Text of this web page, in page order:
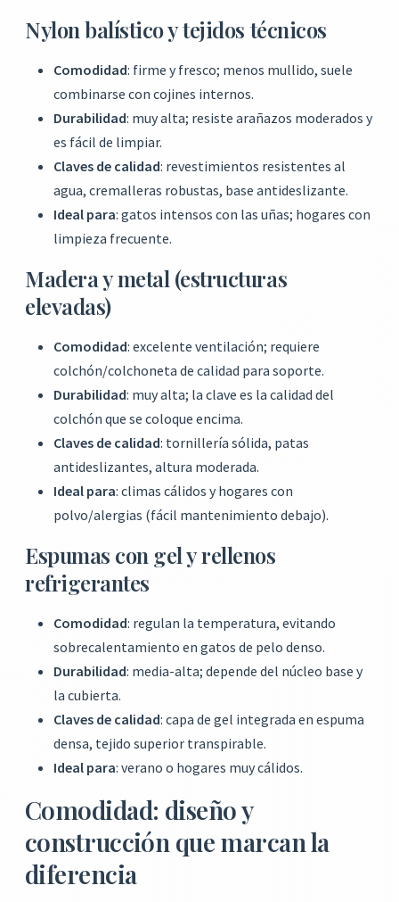
Nylon balístico y tejidos técnicos
Comodidad: firme y fresco; menos mullido, suele
combinarse con cojines internos.
Durabilidad: muy alta; resiste arañazos moderados y
es fácil de limpiar.
Claves de calidad: revestimientos resistentes al
agua, cremalleras robustas, base antideslizante.
Ideal para: gatos intensos con las uñas; hogares con
limpieza frecuente.
Madera y metal (estructuras
elevadas)
Comodidad: excelente ventilación; requiere
colchón/colchoneta de calidad para soporte.
Durabilidad: muy alta; la clave es la calidad del
colchón que se coloque encima.
Claves de calidad: tornillería sólida, patas
antideslizantes, altura moderada.
Ideal para: climas cálidos y hogares con
polvo/alergias (fácil mantenimiento debajo).
Espumas con gel y rellenos
refrigerantes
Comodidad: regulan la temperatura, evitando
sobrecalentamiento en gatos de pelo denso.
Durabilidad: media-alta; depende del núcleo base y
la cubierta.
Claves de calidad: capa de gel integrada en espuma
densa, tejido superior transpirable.
Ideal para: verano o hogares muy cálidos.
Comodidad: diseño y
construcción que marcan la
diferencia